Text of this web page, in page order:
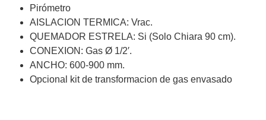
Pirómetro
AISLACION TERMICA: Vrac.
QUEMADOR ESTRELA: Si (Solo Chiara 90 cm).
CONEXION: Gas Ø 1/2′.
ANCHO: 600-900 mm.
Opcional kit de transformacion de gas envasado